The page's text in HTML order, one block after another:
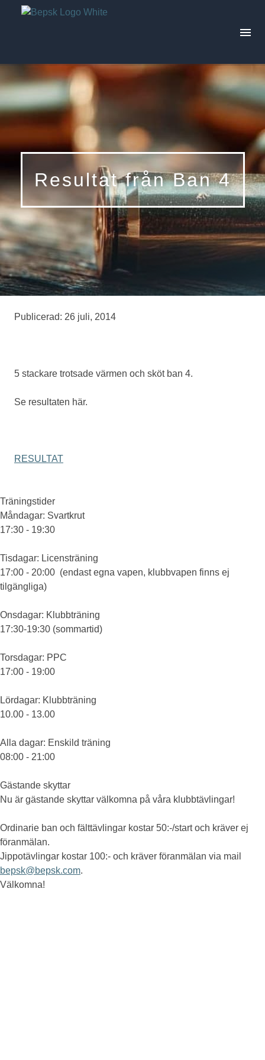
Aktuellt
Skjutprogram
Tävlingar
Trivselskjutningar
Medlemskap
Resultat från Ban 4
Publicerad: 26 juli, 2014
5 stackare trotsade värmen och sköt ban 4.
Se resultaten här.
RESULTAT
Träningstider
Måndagar: Svartkrut
17:30 - 19:30
Tisdagar: Licensträning
17:00 - 20:00 (endast egna vapen, klubbvapen finns ej
tilgängliga)
Onsdagar: Klubbträning
17:30-19:30 (sommartid)
Torsdagar: PPC
17:00 - 19:00
Lördagar: Klubbträning
10.00 - 13.00
Alla dagar: Enskild träning
08:00 - 21:00
Gästande skyttar
Nu är gästande skyttar välkomna på våra klubbtävlingar!
Ordinarie ban och fälttävlingar kostar 50:-/start och kräver ej
föranmälan.
Jippotävlingar kostar 100:- och kräver föranmälan via mail
bepsk@bepsk.com.
Välkomna!